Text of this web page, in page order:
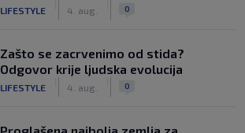
LIFESTYLE 4. aug. 0
Zašto se zacrvenimo od stida?
Odgovor krije ljudska evolucija
LIFESTYLE 4. aug. 0